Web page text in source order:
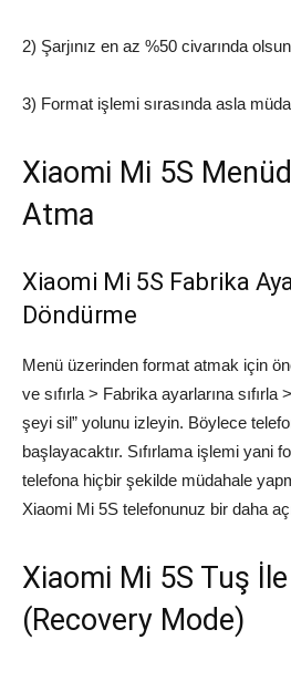
2) Şarjınız en az %50 civarında olsun
3) Format işlemi sırasında asla
Xiaomi Mi 5S
Atma
Xiaomi Mi 5S Fabrika
Döndürme
Menü üzerinden format atmak için
ve sıfırla > Fabrika ayarlarına sıfırla
şeyi sil” yolunu izleyin. Böylece
başlayacaktır. Sıfırlama işlemi yani
telefona hiçbir şekilde müdahale
Xiaomi Mi 5S telefonunuz bir daha
Xiaomi Mi 5S Tuş
(Recovery Mode)